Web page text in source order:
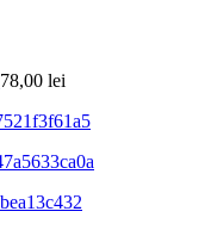
78,00 lei